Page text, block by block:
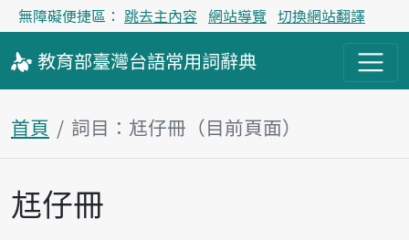
無障礙便捷區： 跳去主內容 網站導覽 切換網站翻譯
教育部臺灣台語常用詞辭典
首頁 詞目：尪仔冊（目前頁面）
主內容區塊
尪仔冊